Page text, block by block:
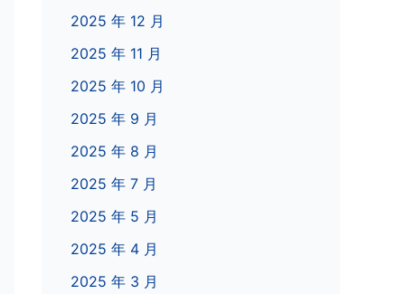
2025 年 12 月
2025 年 11 月
2025 年 10 月
2025 年 9 月
2025 年 8 月
2025 年 7 月
2025 年 5 月
2025 年 4 月
2025 年 3 月